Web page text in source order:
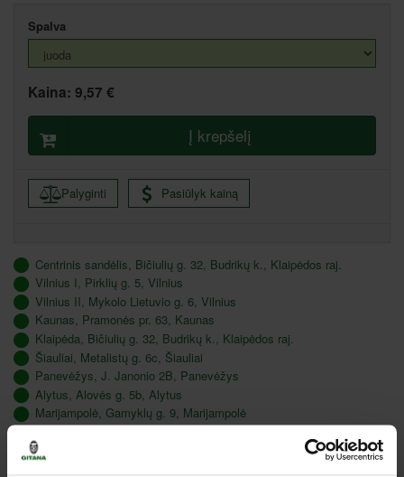
Spalva
Kaina: 9,57 €
Į krepšelį
Palyginti Pasiūlyk kainą
Centrinis sandėlis, Bičiulių g. 32, Budrikų k., Klaipėdos raj.
Vilnius I, Pirklių g. 5, Vilnius
Vilnius II, Mykolo Lietuvio g. 6, Vilnius
Kaunas, Pramonės pr. 63, Kaunas
Klaipėda, Bičiulių g. 32, Budrikų k., Klaipėdos raj.
Šiauliai, Metalistų g. 6c, Šiauliai
Panevėžys, J. Janonio 2B, Panevėžys
Alytus, Alovės g. 5b, Alytus
Marijampolė, Gamyklų g. 9, Marijampolė
Utena, J. Basanavičiaus g. 133, Utena
Tauragė, Gedimino g. 46 A, Tauragė